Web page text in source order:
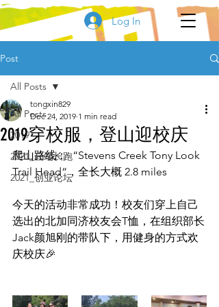
Log In
Post
All Posts
2019
2021_云端长跑
2021_创业论坛
All Posts
2019穿校服，登山迎校庆
tongxin829
Dec 24, 2019 1 min read
爬山路线：  “Stevens Creek Tony Look
Trail Head“，全长大概 2.8 miles
今天的活动非常成功！校友们穿上自己
选出的北加同济校友会T恤，在组织部长
Jack颜旭刚的带队下，用健身的方式欢
庆校庆🎉